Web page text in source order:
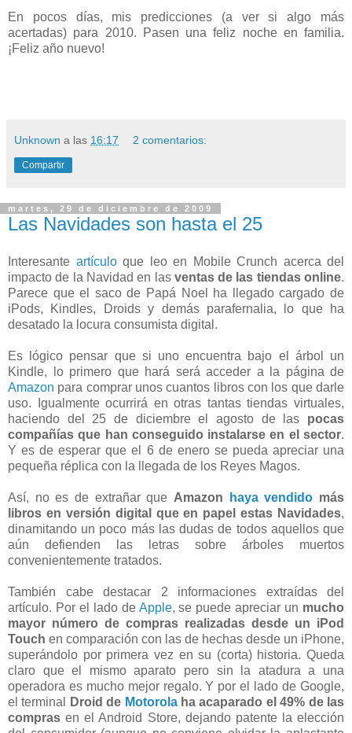
En pocos días, mis predicciones (a ver si algo más
acertadas) para 2010. Pasen una feliz noche en familia.
¡Feliz año nuevo!
Unknown a las 16:17 2 comentarios:
Compartir
martes, 29 de diciembre de 2009
Las Navidades son hasta el 25
Interesante artículoque leo en Mobile Crunch acerca del
impacto de la Navidad en las ventas de las tiendas online.
Parece que el saco de Papá Noel ha llegado cargado de
iPods, Kindles, Droids y demás parafernalia, lo que ha
desatado la locura consumista digital.
Es lógico pensar que si uno encuentra bajo el árbol un
Kindle, lo primero que hará será acceder a la página de
Amazon para comprar unos cuantos libros con los que darle
uso. Igualmente ocurrirá en otras tantas tiendas virtuales,
haciendo del 25 de diciembre el agosto de las pocas
compañías que han conseguido instalarse en el sector.
Y es de esperar que el 6 de enero se pueda apreciar una
pequeña réplica con la llegada de los Reyes Magos.
Así, no es de extrañar que Amazon haya vendido más
libros en versión digital que en papel estas Navidades,
dinamitando un poco más las dudas de todos aquellos que
aún defienden las letras sobre árboles muertos
convenientemente tratados.
También cabe destacar 2 informaciones extraídas del
artículo. Por el lado de Apple, se puede apreciar un mucho
mayor número de compras realizadas desde un iPod
Touch en comparación con las de hechas desde un iPhone,
superándolo por primera vez en su (corta) historia. Queda
claro que el mismo aparato pero sin la atadura a una
operadora es mucho mejor regalo. Y por el lado de Google,
el terminal
Droid de Motorolaha acaparado el 49% de las
compras en el Android Store, dejando patente la elección